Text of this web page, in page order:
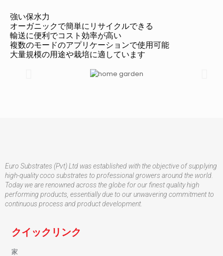
強い保水力
オーガニックで簡単にリサイクルできる
輸送に便利でコスト効率が高い
複数のモードのアプリケーションで使用可能
大量規模の用途や栽培に適しています
Euro Substrates (Pvt) Ltd was established with the objective of supplying
high-quality coco substrates to professional growers around the world.
Today we are renowned across the globe for our finest quality high
performing products, essentially due to our unwavering commitment to
continuous process and product development.
クイックリンク
家